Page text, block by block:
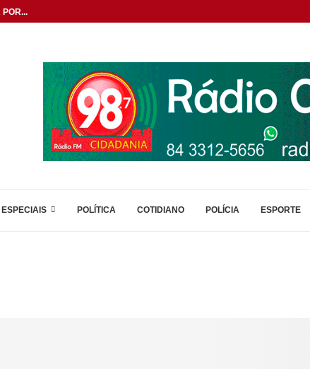
POR...
ESPECIAIS POLÍTICA COTIDIANO POLÍCIA ESPORTE